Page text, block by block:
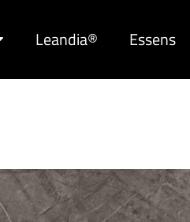
Leandia® Essens